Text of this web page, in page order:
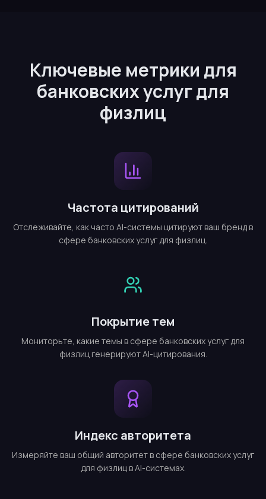
Ключевые метрики для
банковских услуг для
физлиц
Частота цитирований
Отслеживайте, как часто AI-системы цитируют ваш бренд в
сфере банковских услуг для физлиц.
Покрытие тем
Мониторьте, какие темы в сфере банковских услуг для
физлиц генерируют AI-цитирования.
Индекс авторитета
Измеряйте ваш общий авторитет в сфере банковских услуг
для физлиц в AI-системах.